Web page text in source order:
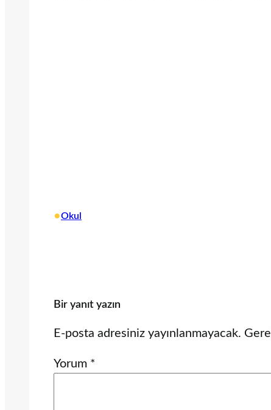
•Okul
Bir yanıt yazın
E-posta adresiniz yayınlanmayacak.
Yorum *